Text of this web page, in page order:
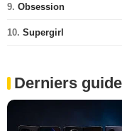
9. Obsession
10. Supergirl
Derniers